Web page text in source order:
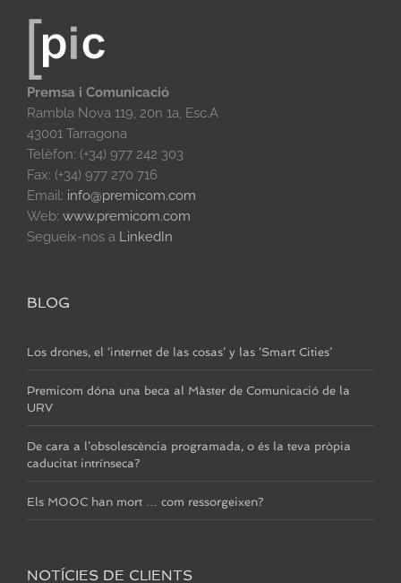
Premsa i Comunicació
Rambla Nova 119, 20n 1a, Esc.A
43001 Tarragona
Telèfon: (+34) 977 242 303
Fax: (+34) 977 270 716
Email: info@premicom.com
Web: www.premicom.com
Segueix-nos a LinkedIn
BLOG
Los drones, el ‘internet de las cosas’ y las ‘Smart Cities’
Premicom dóna una beca al Màster de Comunicació de la
URV
De cara a l’obsolescència programada, o és la teva pròpia
caducitat intrínseca?
Els MOOC han mort … com ressorgeixen?
NOTÍCIES DE CLIENTS